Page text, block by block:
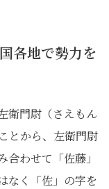
各地で勢力を
衛門尉（さえもん
とから、左衛門尉
わせて「佐藤」
なく「佐」の字を